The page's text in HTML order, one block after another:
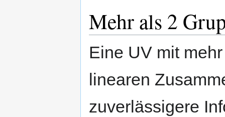
Mehr als 2
Eine UV mit
linearen
zuverlässigere